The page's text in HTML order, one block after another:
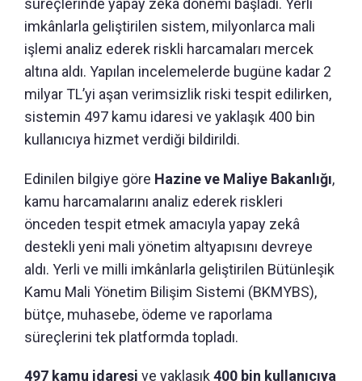
süreçlerinde yapay zekâ dönemi başladı. Yerli
imkânlarla geliştirilen sistem, milyonlarca mali
işlemi analiz ederek riskli harcamaları mercek
altına aldı. Yapılan incelemelerde bugüne kadar 2
milyar TL’yi aşan verimsizlik riski tespit edilirken,
sistemin 497 kamu idaresi ve yaklaşık 400 bin
kullanıcıya hizmet verdiği bildirildi.
Edinilen bilgiye göre Hazine ve Maliye Bakanlığı,
kamu harcamalarını analiz ederek riskleri
önceden tespit etmek amacıyla yapay zekâ
destekli yeni mali yönetim altyapısını devreye
aldı. Yerli ve milli imkânlarla geliştirilen Bütünleşik
Kamu Mali Yönetim Bilişim Sistemi (BKMYBS),
bütçe, muhasebe, ödeme ve raporlama
süreçlerini tek platformda topladı.
497 kamu idaresi ve yaklaşık 400 bin kullanıcıya